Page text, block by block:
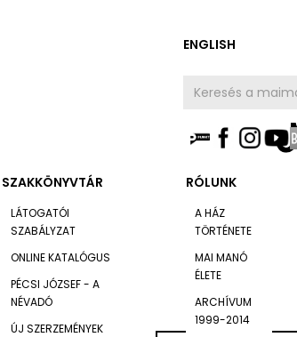
ENGLISH
SZAKKÖNYVTÁR
LÁTOGATÓI
SZABÁLYZAT
ONLINE KATALÓGUS
PÉCSI JÓZSEF - A
NÉVADÓ
ÚJ SZERZEMÉNYEK
RÓLUNK
A HÁZ
TÖRTÉNETE
MAI MANÓ
ÉLETE
ARCHÍVUM
1999-2014